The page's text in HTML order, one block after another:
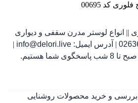
کد 00695
| آدرس ایمیل: info@delori.live
|
و خرید محصولات روشنایی